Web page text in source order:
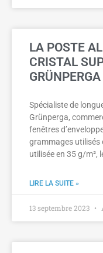
LA POSTE
CRISTAL
GRÜNPERGA
Spécialiste de
Grünperga,
fenêtres
grammages utilisés
utilisée en 35 g/m²,
LIRE LA SUITE »
13 septembre 2023